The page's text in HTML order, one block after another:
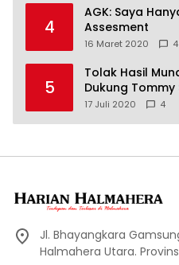
4
AGK: Saya
Assesment
16 Maret 2020 4
5
Tolak Hasil
Dukung
17 Juli 2020 4
Jl. Bhayangkara
Halmahera Utara.